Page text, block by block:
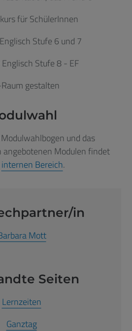
für SchülerInnen
Stufe 6 und 7
Stufe 8 - EF
gestalten
Modulwahlbogen und das
Modulen findet
internen Bereich.
in
Mott
Seiten
Lernzeiten
Ganztag